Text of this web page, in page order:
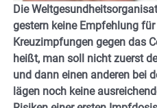
Die
gestern keine Empfehlung
Kreuzimpfungen gegen das
heißt, man soll nicht zuerst
und dann einen anderen bei
lägen noch keine